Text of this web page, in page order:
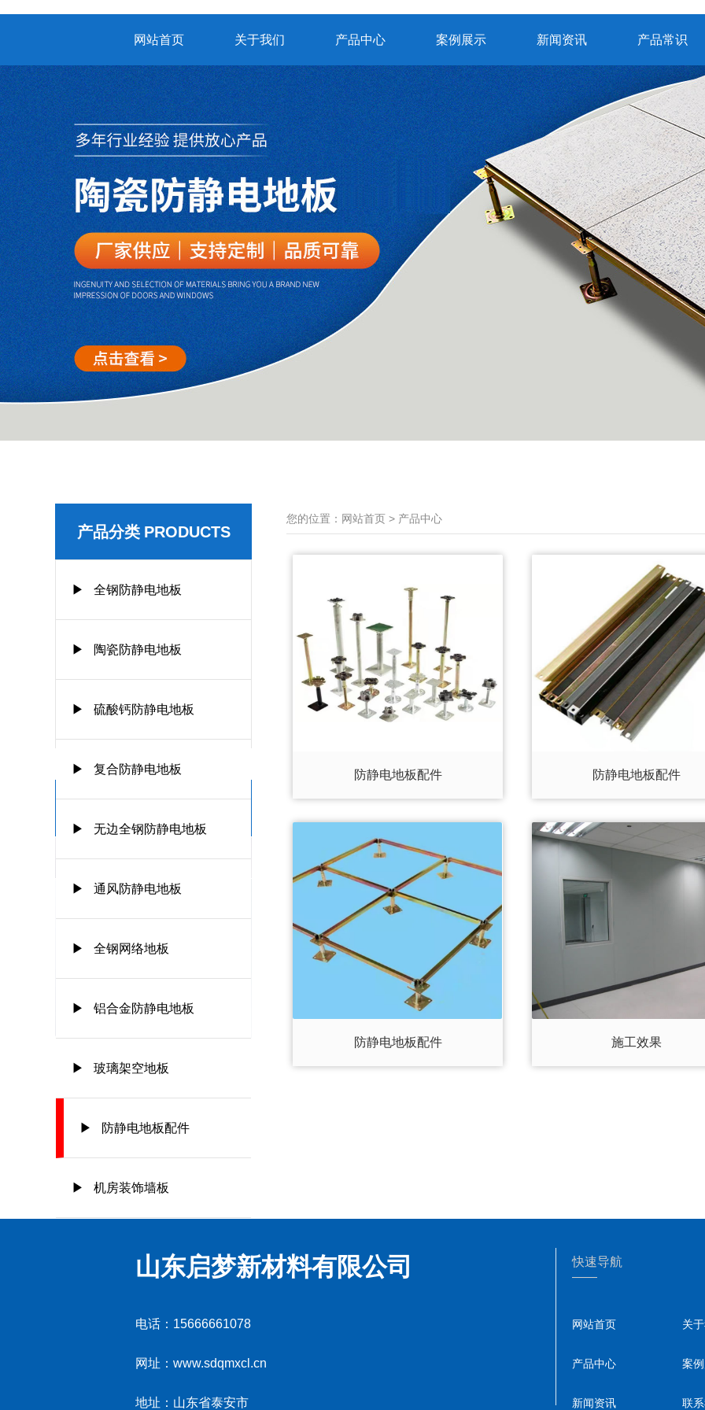
网站首页 关于我们 产品中心 案例展示 新闻资讯 产品常识
产品分类 PRODUCTS
您的位置：网站首页 > 产品中心
防静电地板配件 防静电地板配件
防静电地板配件 施工效果
▶ 全钢防静电地板
▶ 陶瓷防静电地板
▶ 硫酸钙防静电地板
▶ 复合防静电地板
▶ 无边全钢防静电地板
▶ 通风防静电地板
▶ 全钢网络地板
▶ 铝合金防静电地板
▶ 玻璃架空地板
▶ 防静电地板配件
▶ 机房装饰墙板
公司简介
山东启梦新材料有限公司
快速导航
——
电话：15666661078 网站首页 关
网址：www.sdqmxcl.cn 产品中心 案
地址：山东省泰安市 新闻资讯 联